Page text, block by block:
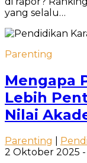
yang selalu…
Parenting
Mengapa
Lebih
Nilai
Parenting
2 Oktober 2025